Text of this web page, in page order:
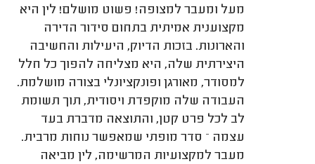
מעל ומעבר למצופה! פשוט מושלם! לין היא
מקצוענית אמיתית בתחום סידור הדירה
והארונות. בזכות הדיוק, היעילות והחשיבה
היצירתית שלה, היא מצליחה להפוך כל חלל
למסודר, מאורגן ופונקציונלי בצורה מושלמת.
העבודה שלה מוקפדת ויסודית, תוך תשומת
לב לכל פרט קטן, והתוצאה מדברת בעד
עצמה – סדר מופתי שמאפשר נוחות מרבית.
מעבר למקצועיות המרשימה, לין מביאה